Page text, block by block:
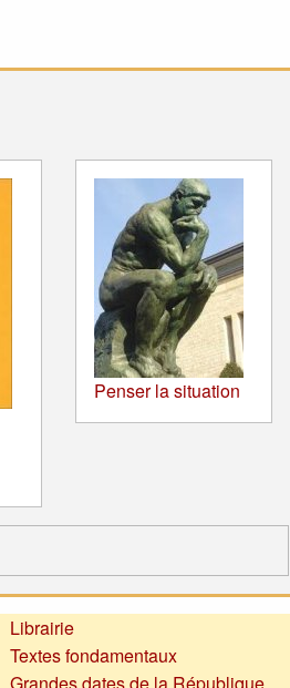
Penser la situation
Librairie
Textes fondamentaux
Grandes dates de la République